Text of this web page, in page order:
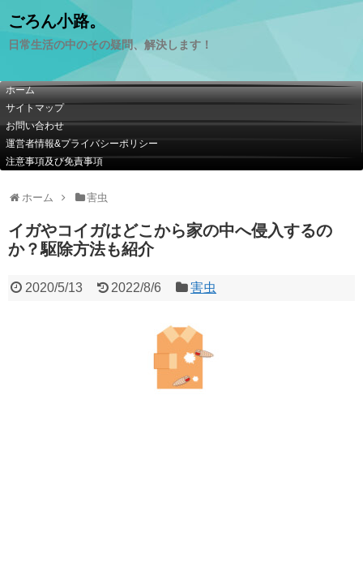
ごろん小路。
日常生活の中のその疑問、解決します！
ホーム
サイトマップ
お問い合わせ
運営者情報&プライバシーポリシー
注意事項及び免責事項
ホーム 害虫
イガやコイガはどこから家の中へ侵入するの
か？駆除方法も紹介
2020/5/13 2022/8/6 害虫